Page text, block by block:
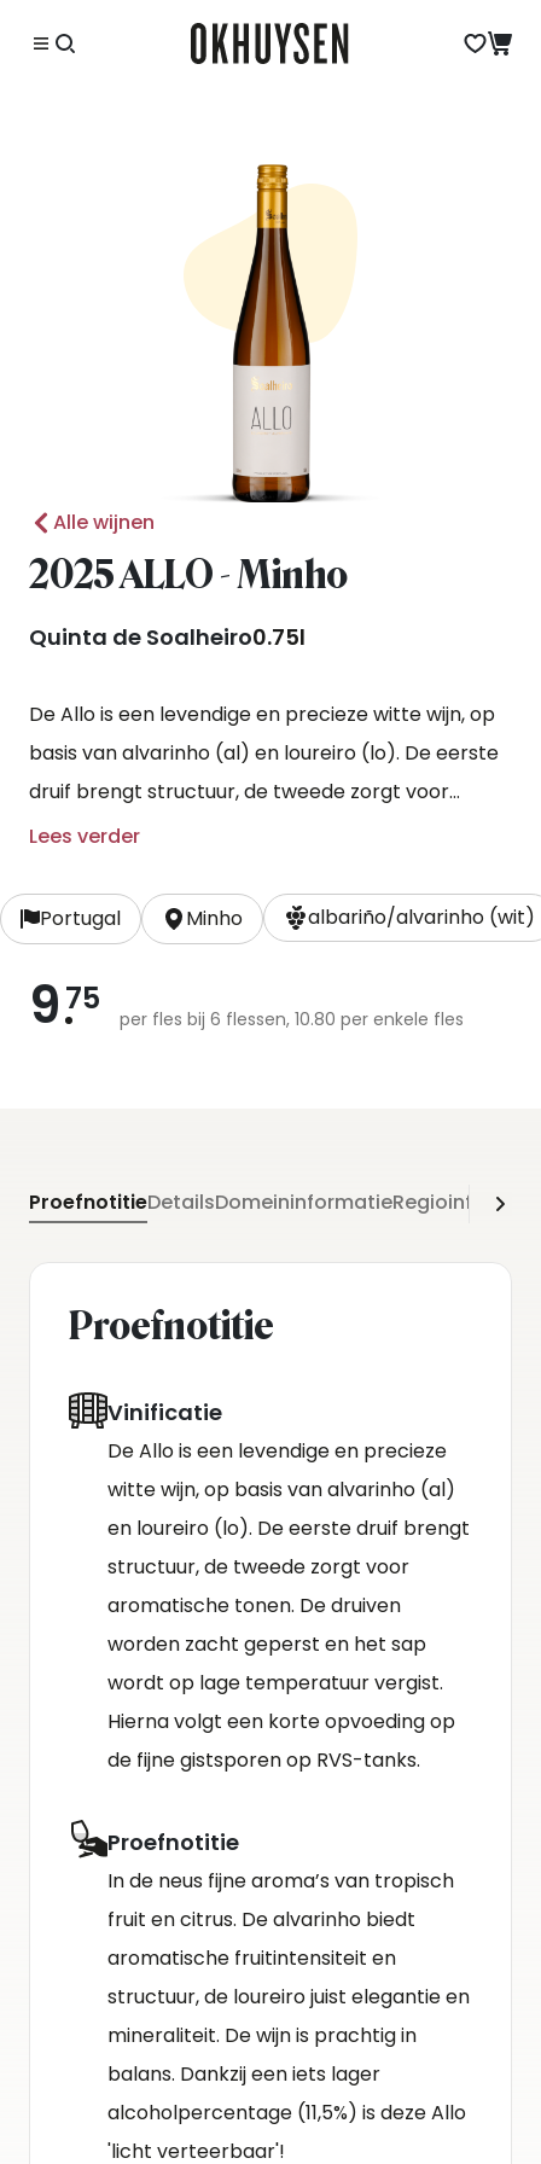
Alle wijnen
2025 ALLO - Minho
Quinta de Soalheiro0.75l
De Allo is een levendige en precieze witte wijn, op
basis van alvarinho (al) en loureiro (lo). De eerste
druif brengt structuur, de tweede zorgt voor
aromatische tonen. De druiven worden zacht
vergist. Hierna volgt een korte opvoeding op de
fijne gistsporen op RVS-tanks.
Lees verder
Portugal Minho albariño/alvarinho (wit)
9 75
per fles bij 6 flessen, 10.80 per enkele fles
ProefnotitieDetailsDomeininformatie
Proefnotitie
Vinificatie
De Allo is een levendige en precieze
witte wijn, op basis van alvarinho (al)
en loureiro (lo). De eerste druif brengt
structuur, de tweede zorgt voor
aromatische tonen. De druiven
worden zacht geperst en het sap
wordt op lage temperatuur vergist.
Hierna volgt een korte opvoeding op
de fijne gistsporen op RVS-tanks.
Proefnotitie
In de neus fijne aroma’s van tropisch
fruit en citrus. De alvarinho biedt
aromatische fruitintensiteit en
structuur, de loureiro juist elegantie en
mineraliteit. De wijn is prachtig in
balans. Dankzij een iets lager
alcoholpercentage (11,5%) is deze Allo
'licht verteerbaar'!